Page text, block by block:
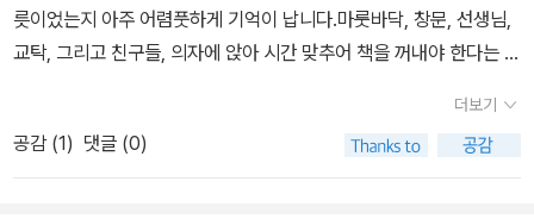
릇이었는지 아주 어렴풋하게 기억이 납니다.마룻바닥, 창문, 선생님,
교탁, 그리고 친구들, 의자에 앉아 시간 맞추어 책을 꺼내야 한다는 생
뿍 받은 아이들이 낯선 환경에서 문제 해결도 쉽네요.엄마, 아빠라고
쓴 쪽지한장만으로도 든든해지니.내가 잊고 있었던 그 어린 시절을
조금씩이라도 기억해낸다면 받아쓰기 한문제 틀렸다고 야단치기 전
더보기
공감 (1) 댓글 (0)